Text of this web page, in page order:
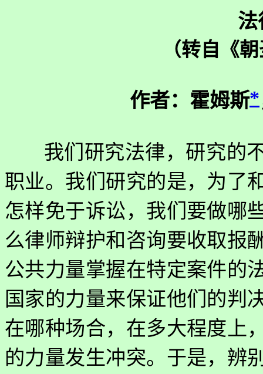
法
（转自《
作者：霍姆斯*
我们研究法律，研究的
职业。我们研究的是，为了
怎样免于诉讼，我们要做哪
么律师辩护和咨询要收取报
公共力量掌握在特定案件的
国家的力量来保证他们的判
在哪种场合，在多大程度上
的力量发生冲突。于是，辨